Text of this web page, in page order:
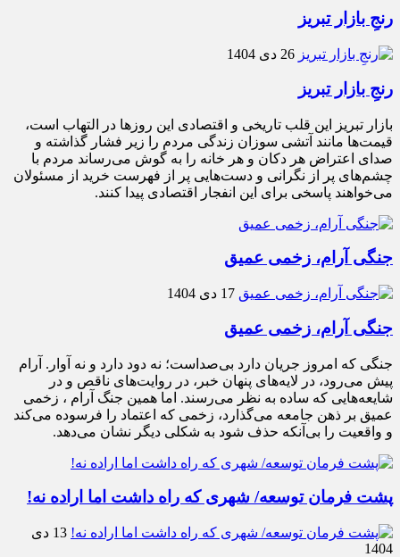
رنجِ بازار تبریز
26 دی 1404
رنجِ بازار تبریز
بازار تبریز این قلب تاریخی و اقتصادی این روزها در التهاب است،
قیمت‌ها مانند آتشی سوزان زندگی مردم را زیر فشار گذاشته و
صدای اعتراض هر دکان و هر خانه را به گوش می‌رساند مردم با
چشم‌های پر از نگرانی و دست‌هایی پر از فهرست خرید از مسئولان
می‌خواهند پاسخی برای این انفجار اقتصادی پیدا کنند.
جنگی آرام، زخمی عمیق
17 دی 1404
جنگی آرام، زخمی عمیق
جنگی که امروز جریان دارد بی‌صداست؛ نه دود دارد و نه آوار. آرام
پیش می‌رود، در لایه‌های پنهان خبر، در روایت‌های ناقص و در
شایعه‌هایی که ساده به نظر می‌رسند. اما همین جنگ آرام ، زخمی
عمیق بر ذهن جامعه می‌گذارد، زخمی که اعتماد را فرسوده می‌کند
و واقعیت را بی‌آنکه حذف شود به شکلی دیگر نشان می‌دهد.
پشت فرمان توسعه/ شهری که راه داشت اما اراده نه!
13 دی
1404